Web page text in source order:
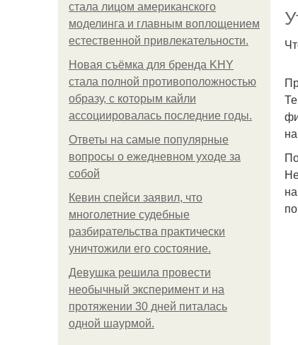
стала лицом американского
моделинга и главным воплощением
естественной привлекательности.
Новая съёмка для бренда KHY
стала полной противоположностью
образу, с которым кайли
ассоциировалась последние годы.
Ответы на самые популярные
вопросы о ежедневном уходе за
собой
Кевин спейси заявил, что
многолетние судебные
разбирательства практически
уничтожили его состояние.
Девушка решила провести
необычный эксперимент и на
протяжении 30 дней питалась
одной шаурмой.